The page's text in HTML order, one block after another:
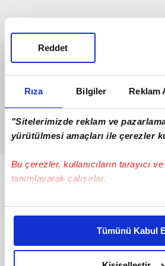
Rıza Bilgiler Reklam
"Sitelerimizde reklam ve
yürütülmesi amaçları ile çerezler
Bu çerezler, kullanıcıların tarayıcı ve
tanımlayarak çalışırlar.
Bu çerezlere izin vermeniz halinde
daha iyi reklam deneyimi
amacımızın size daha iyi bir
Tümünü Kabul
Reddet
Bunlar da Var